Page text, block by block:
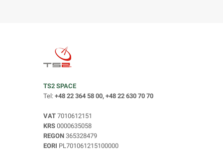
TS2 SPACE
Tel: +48 22 364 58 00, +48 22 630 70 70
VAT 7010612151
KRS 0000635058
REGON 365328479
EORI PL701061215100000